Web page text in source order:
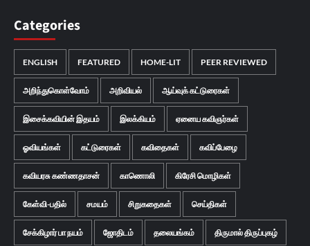
Categories
ENGLISH FEATURED HOME-LIT PEER REVIEWED
அறிந்துகொள்வோம் அறிவியல் ஆய்வுக் கட்டுரைகள்
இசைக்கவியின் இதயம் இலக்கியம் ஏனைய கவிஞர்கள்
ஓவியங்கள் கட்டுரைகள் கவிதைகள் கவிப்பேழை
கவியரசு கண்ணதாசன் காணொலி கிரேசி மொழிகள்
கேள்வி-பதில் சமயம் சிறுகதைகள் செய்திகள்
சேக்கிழார் பா நயம் ஜோதிடம் தலையங்கம் திருமால் திருப்புகழ்